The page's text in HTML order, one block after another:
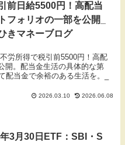
前日給5500円！高配当
フォリオの一部を公開_
きマネーブログ
労所得で税引前5500円！高配
開。配当金生活の具体的な第
当金で余裕のある生活を。_
2026.03.10 2026.06.08
年3月30日ETF：SBI・S